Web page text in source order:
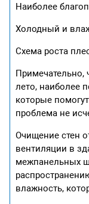
Наиболее
Холодный и
Схема роста
Примечательно,
лето, наиболее
которые
проблема не
Очищение стен
вентиляции в
межпанельных
влажность,